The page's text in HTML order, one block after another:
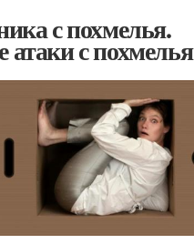
с похмелья.
атаки с похмелья